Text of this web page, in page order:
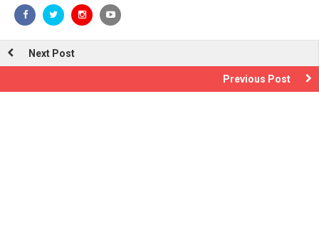
Next Post
Previous Post